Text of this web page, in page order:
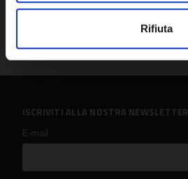
Rifiuta
ISCRIVITI ALLA NOSTRA NEWSLETTER